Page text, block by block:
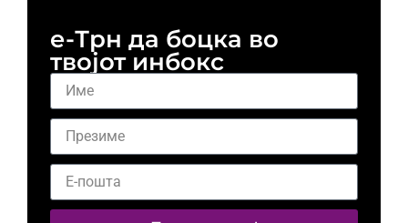
е-Трн да боцка во
твојот инбокс